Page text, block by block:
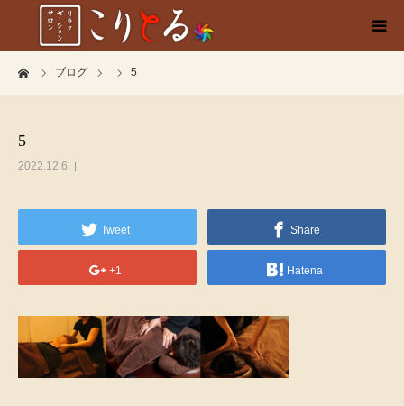
ブログ 5
5
2022.12.6
Tweet Share
+1 Hatena
HOME
ブログ
会社概要
お問い合わせ